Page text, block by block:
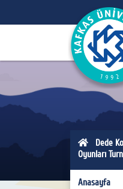
Dede
Oyunları
Anasayfa